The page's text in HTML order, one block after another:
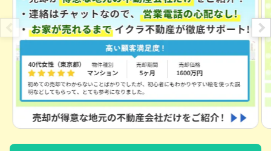
状態:更地 土地面積:266㎡
NEW
2,100万円
北海道札幌市厚別区もみじ台西五丁目
状態: 更地 土地面積: 326 ㎡